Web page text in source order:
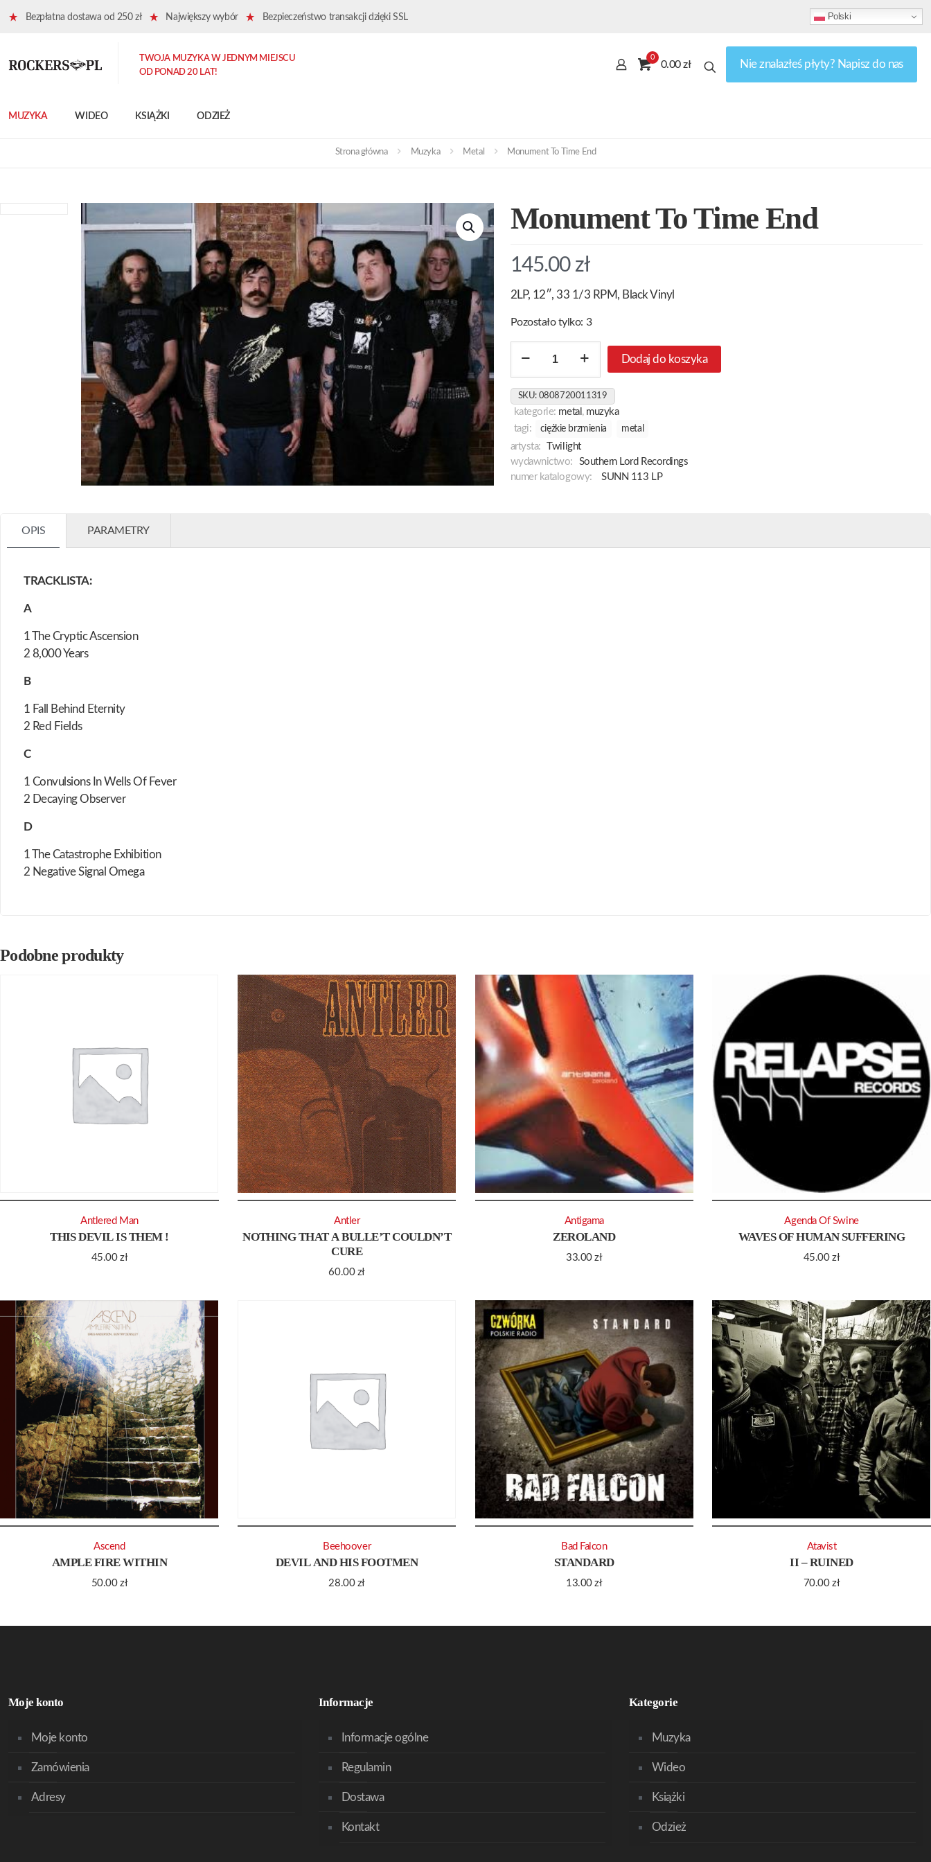
Bezpłatna dostawa od 250 zł Największy wybór Bezpieczeństwo transakcji dzięki SSL Polski
MUZYKA WIDEO KSIĄŻKI ODZIEŻ
TWOJA MUZYKA W JEDNYM MIEJSCU
OD PONAD 20 LAT!
0
0.00 zł Nie znalazłeś płyty? Napisz do nas
Strona główna Muzyka Metal Monument To Time End
Monument To Time End
145.00 zł
2LP, 12″, 33 1/3 RPM, Black Vinyl
Pozostało tylko: 3
Monument
Time
End
Dodaj do koszyka
SKU: 0808720011319
kategorie: metal , muzyka
tagi:
ciężkie brzmienia metal
artysta:
Twilight
wydawnictwo:
Southern Lord Recordings
numer katalogowy:
SUNN 113 LP
OPIS PARAMETRY
TRACKLISTA:
A
1 The Cryptic Ascension
2 8,000 Years
B
1 Fall Behind Eternity
2 Red Fields
C
1 Convulsions In Wells Of Fever
2 Decaying Observer
D
1 The Catastrophe Exhibition
2 Negative Signal Omega
Podobne produkty
THIS DEVIL IS THEM !
45.00zł
Antlered Man
NOTHING THAT A BULLE’T COULDN’T
CURE
60.00 zł
Antler
ZEROLAND
33.00zł
Antigama
WAVES OF HUMAN SUFFERING
45.00zł
Agenda Of Swine
AMPLE FIRE WITHIN
50.00zł
Ascend
DEVIL AND HIS FOOTMEN
28.00 zł
Beehoover
STANDARD
13.00zł
Bad Falcon
II – RUINED
70.00zł
Atavist
Moje konto
Moje konto
Zamówienia
Adresy
Informacje
Informacje ogólne
Regulamin
Dostawa
Kontakt
Kategorie
Muzyka
Wideo
Książki
Odzież